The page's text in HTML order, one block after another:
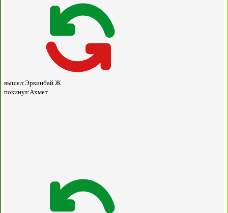
вышел:Эркинбай Ж
покинул:Ахмет